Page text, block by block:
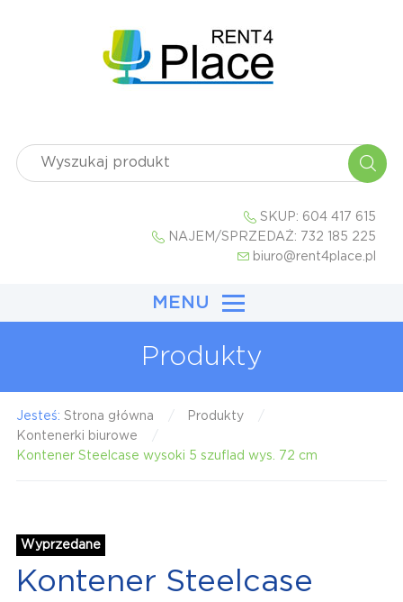
SKUP: 604 417 615
NAJEM/SPRZEDAŻ: 732 185 225
biuro@rent4place.pl
MENU
Produkty
Jesteś: Strona główna
Produkty
Kontenerki biurowe
Kontener Steelcase wysoki 5 szuflad wys. 72 cm
Wyprzedane
Kontener Steelcase